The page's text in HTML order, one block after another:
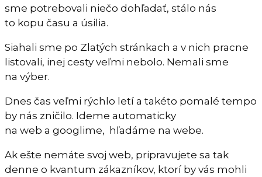
sme potrebovali niečo dohľadať, stálo nás
to kopu času a úsilia.
Siahali sme po Zlatých stránkach a v nich pracne
listovali, inej cesty veľmi nebolo. Nemali sme
na výber.
Dnes čas veľmi rýchlo letí a takéto pomalé tempo
by nás zničilo. Ideme automaticky
na web a googlime, hľadáme na webe.
Ak ešte nemáte svoj web, pripravujete sa tak
denne o kvantum zákazníkov, ktorí by vás mohli